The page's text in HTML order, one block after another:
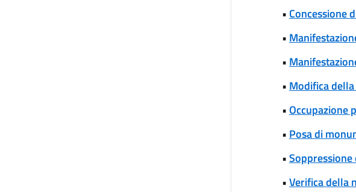
• Concessione
•
•
• Modifica
•Occupazione
• Posa di
•
•Verifica della